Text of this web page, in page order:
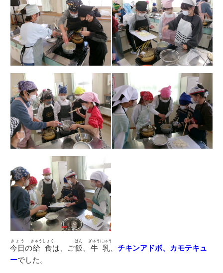
今日
きょう
の給食
きゅうしょく
は、ご飯
はん
、 牛乳
ぎゅうにゅう
、 チキンアドボ、カモテキュ
ーでした。